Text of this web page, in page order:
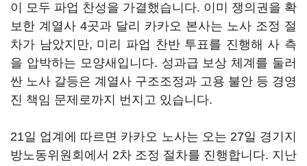
이 모두 파업 찬성을 가결했습니다. 이미 쟁의권을 확
보한 계열사 4곳과 달리 카카오 본사는 노사 조정 절
차가 남았지만, 미리 파업 찬반 투표를 진행해 사 측
을 압박하는 모양새입니다. 성과급 보상 체계를 둘러
싼 노사 갈등은 계열사 구조조정과 고용 불안 등 경영
진 책임 문제로까지 번지고 있습니다.
21일 업계에 따르면 카카오 노사는 오는 27일 경기지
방노동위원회에서 2차 조정 절차를 진행합니다. 지난